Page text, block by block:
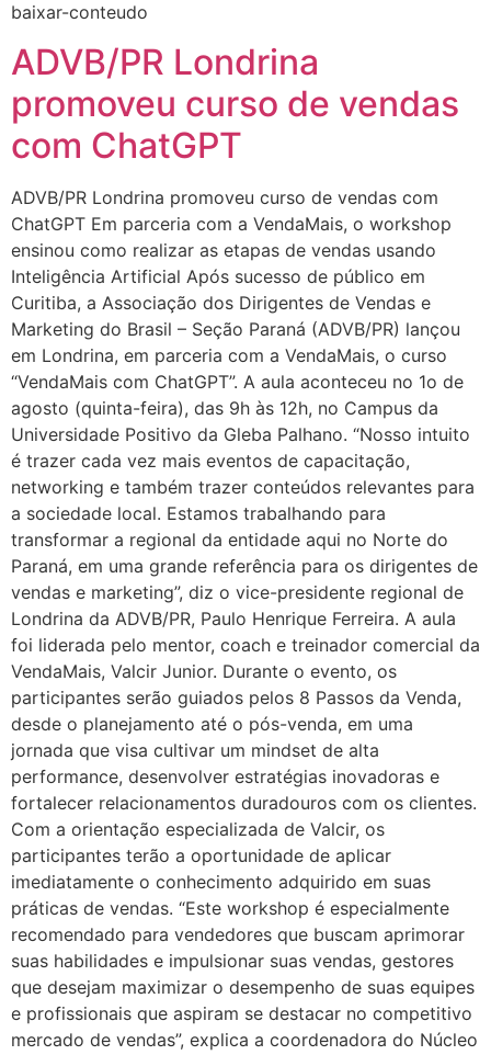
baixar-conteudo
ADVB/PR Londrina
promoveu curso de vendas
com ChatGPT
ADVB/PR Londrina promoveu curso de vendas com
ChatGPT Em parceria com a VendaMais, o workshop
ensinou como realizar as etapas de vendas usando
Inteligência Artificial Após sucesso de público em
Curitiba, a Associação dos Dirigentes de Vendas e
Marketing do Brasil – Seção Paraná (ADVB/PR) lançou
em Londrina, em parceria com a VendaMais, o curso
“VendaMais com ChatGPT”. A aula aconteceu no 1o de
agosto (quinta-feira), das 9h às 12h, no Campus da
Universidade Positivo da Gleba Palhano. “Nosso intuito
é trazer cada vez mais eventos de capacitação,
networking e também trazer conteúdos relevantes para
a sociedade local. Estamos trabalhando para
transformar a regional da entidade aqui no Norte do
Paraná, em uma grande referência para os dirigentes de
vendas e marketing”, diz o vice-presidente regional de
Londrina da ADVB/PR, Paulo Henrique Ferreira. A aula
foi liderada pelo mentor, coach e treinador comercial da
VendaMais, Valcir Junior. Durante o evento, os
participantes serão guiados pelos 8 Passos da Venda,
desde o planejamento até o pós-venda, em uma
jornada que visa cultivar um mindset de alta
performance, desenvolver estratégias inovadoras e
fortalecer relacionamentos duradouros com os clientes.
Com a orientação especializada de Valcir, os
participantes terão a oportunidade de aplicar
imediatamente o conhecimento adquirido em suas
práticas de vendas. “Este workshop é especialmente
recomendado para vendedores que buscam aprimorar
suas habilidades e impulsionar suas vendas, gestores
que desejam maximizar o desempenho de suas equipes
e profissionais que aspiram se destacar no competitivo
mercado de vendas”, explica a coordenadora do Núcleo